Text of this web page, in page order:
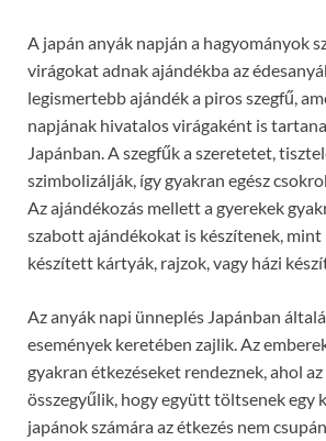
A japán anyák napján a hagyományok
virágokat adnak ajándékba az
legismertebb ajándék a piros szegfű,
napjának hivatalos virágaként is
Japánban. A szegfűk a szeretetet,
szimbolizálják, így gyakran egész
Az ajándékozás mellett a gyerekek
szabott ajándékokat is készítenek, mint
készített kártyák, rajzok, vagy házi
Az anyák napi ünneplés Japánban
események keretében zajlik. Az
gyakran étkezéseket rendeznek, ahol az
összegyűlik, hogy együtt töltsenek egy
japánok számára az étkezés nem